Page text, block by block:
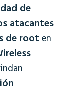
de
atacantes
de root en